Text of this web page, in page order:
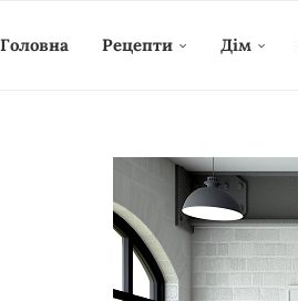
Головна Рецепти Дім